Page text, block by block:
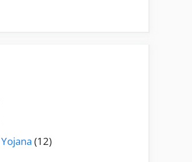
(12)